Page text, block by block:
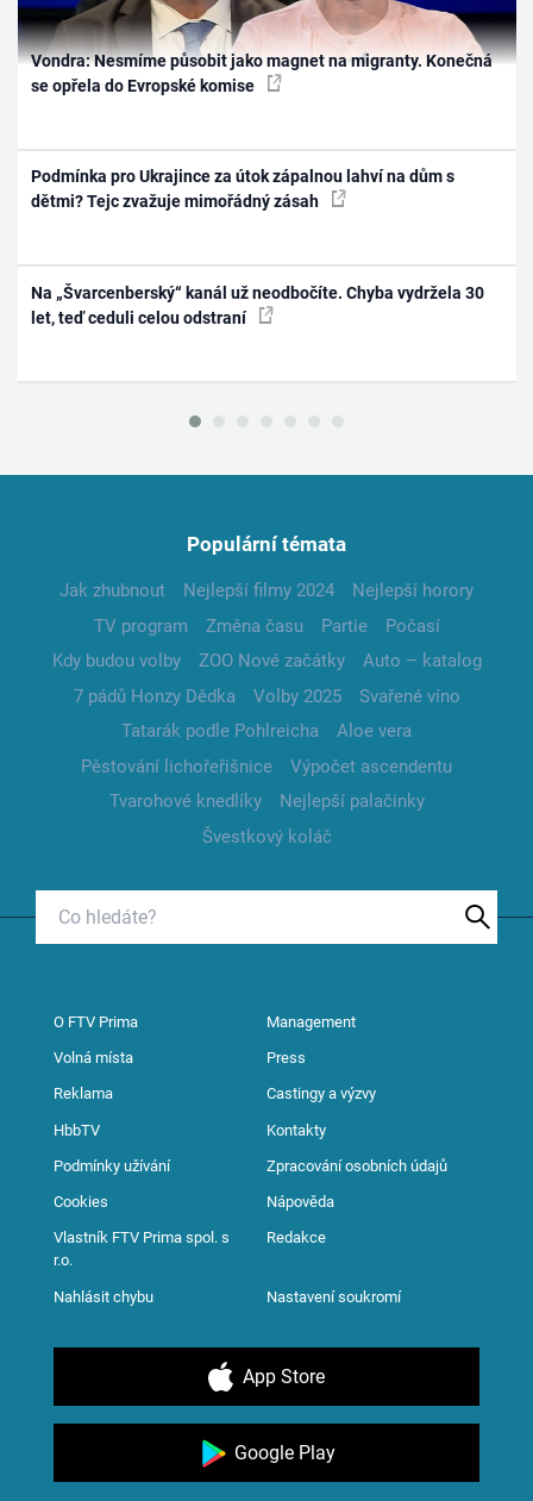
Vondra: Nesmíme působit jako magnet na migranty. Konečná
se opřela do Evropské komise
Podmínka pro Ukrajince za útok zápalnou lahví na dům s
dětmi? Tejc zvažuje mimořádný zásah
Na „Švarcenberský“ kanál už neodbočíte. Chyba vydržela 30
let, teď ceduli celou odstraní
Populární témata
Jak zhubnout Nejlepší filmy 2024
Nejlepší horory
TV program
Změna času Partie
Počasí
Kdy budou volby
ZOO Nové začátky
Auto – katalog
7 pádů Honzy Dědka
Volby 2025
Svařené víno
Tatarák podle Pohlreicha
Aloe vera
Pěstování lichořeřišnice
Výpočet ascendentu
Tvarohové knedlíky
Nejlepší palačinky
Švestkový koláč
O FTV Prima Management
Volná místa Press
Reklama Castingy a výzvy
HbbTV Kontakty
Podmínky užívání Zpracování osobních údajů
Cookies Nápověda
Vlastník FTV Prima spol. s
r.o.
Redakce
Nahlásit chybu Nastavení soukromí
App Store
Google Play